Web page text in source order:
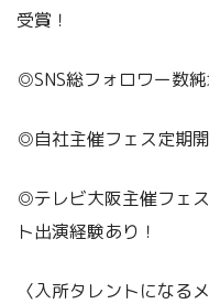
受賞！
◎SNS総フォロワー数
◎自社主催フェス定期開
◎テレビ大阪主催フェ
ト出演経験あり！
〈入所タレントになる